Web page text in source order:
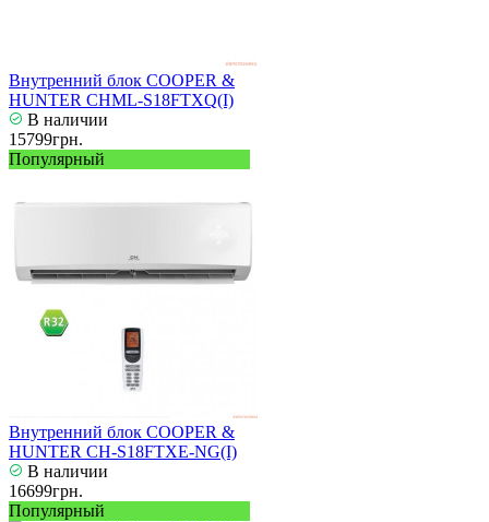
Внутренний блок COOPER &
HUNTER CHML-S18FTXQ(I)
В наличии
15799грн.
Популярный
Внутренний блок COOPER &
HUNTER CH-S18FTXE-NG(I)
В наличии
16699грн.
Популярный